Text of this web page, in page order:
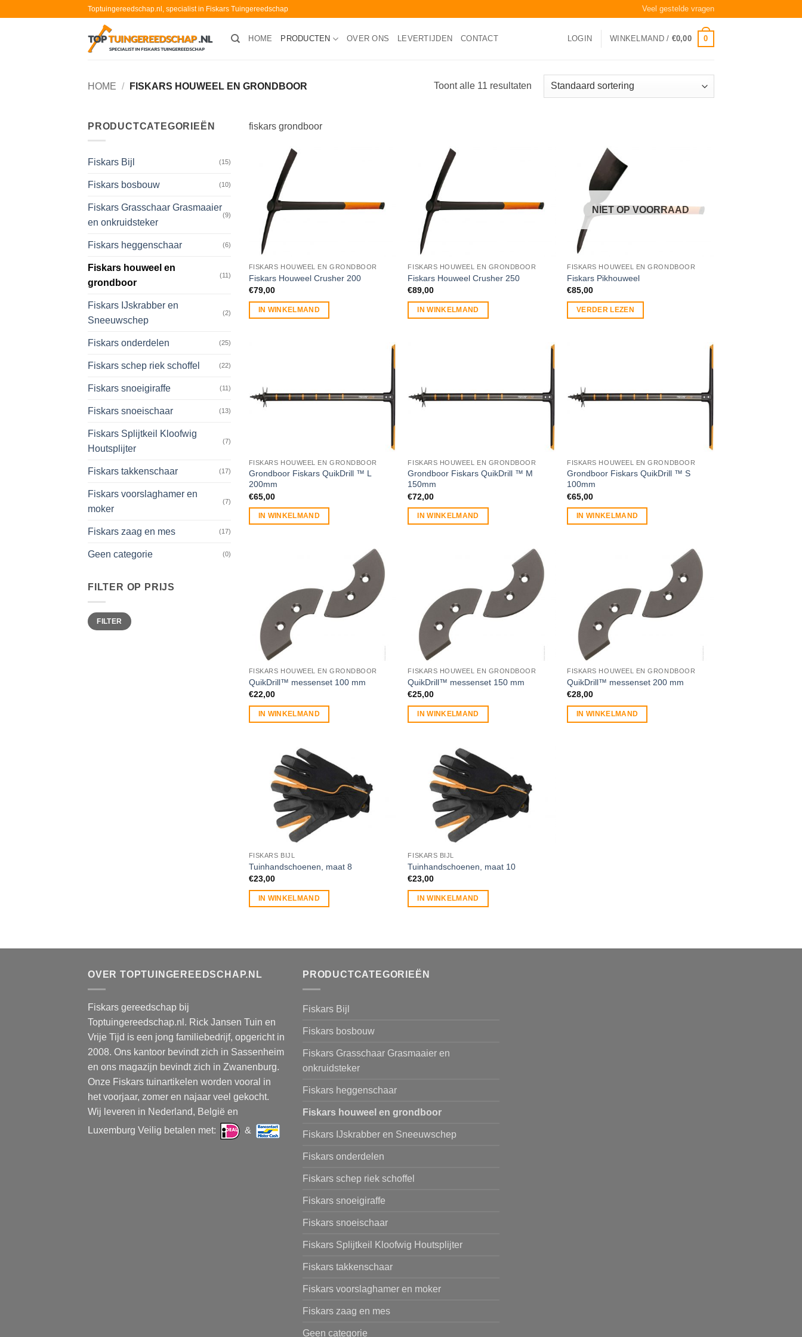
Toptuingereedschap.nl, specialist in Fiskars Tuingereedschap Veel gestelde vragen
HOME PRODUCTEN OVER ONS LEVERTIJDEN CONTACT LOGIN WINKELMAND / €0,00 0
HOME / FISKARS HOUWEEL EN GRONDBOOR Toont alle 11 resultaten
PRODUCTCATEGORIEËN
Fiskars Bijl (15)
Fiskars bosbouw (10)
Fiskars Grasschaar Grasmaaier
en onkruidsteker
(9)
Fiskars heggenschaar (6)
Fiskars houweel en
grondboor
(11)
Fiskars IJskrabber en
Sneeuwschep
(2)
Fiskars onderdelen (25)
Fiskars schep riek schoffel (22)
Fiskars snoeigiraffe (11)
Fiskars snoeischaar (13)
Fiskars Splijtkeil Kloofwig
Houtsplijter
(7)
Fiskars takkenschaar (17)
Fiskars voorslaghamer en
moker
(7)
Fiskars zaag en mes (17)
Geen categorie (0)
FILTER OP PRIJS
Min.
prijs
Max.
prijsFILTER
fiskars grondboor
FISKARS HOUWEEL EN GRONDBOOR
Fiskars Houweel Crusher 200
€79,00
IN WINKELMAND
FISKARS HOUWEEL EN GRONDBOOR
Fiskars Houweel Crusher 250
€89,00
IN WINKELMAND
NIET OP VOORRAAD
FISKARS HOUWEEL EN GRONDBOOR
Fiskars Pikhouweel
€85,00
VERDER LEZEN
FISKARS HOUWEEL EN GRONDBOOR
Grondboor Fiskars QuikDrill ™ L
200mm
€65,00
IN WINKELMAND
FISKARS HOUWEEL EN GRONDBOOR
Grondboor Fiskars QuikDrill ™ M
150mm
€72,00
IN WINKELMAND
FISKARS HOUWEEL EN GRONDBOOR
Grondboor Fiskars QuikDrill ™ S
100mm
€65,00
IN WINKELMAND
FISKARS HOUWEEL EN GRONDBOOR
QuikDrill™ messenset 100 mm
€22,00
IN WINKELMAND
FISKARS HOUWEEL EN GRONDBOOR
QuikDrill™ messenset 150 mm
€25,00
IN WINKELMAND
FISKARS HOUWEEL EN GRONDBOOR
QuikDrill™ messenset 200 mm
€28,00
IN WINKELMAND
FISKARS BIJL
Tuinhandschoenen, maat 8
€23,00
IN WINKELMAND
FISKARS BIJL
Tuinhandschoenen, maat 10
€23,00
IN WINKELMAND
OVER TOPTUINGEREEDSCHAP.NL
Fiskars gereedschap bij
Toptuingereedschap.nl. Rick Jansen Tuin en
Vrije Tijd is een jong familiebedrijf, opgericht in
2008. Ons kantoor bevindt zich in Sassenheim
en ons magazijn bevindt zich in Zwanenburg.
Onze Fiskars tuinartikelen worden vooral in
het voorjaar, zomer en najaar veel gekocht.
Wij leveren in Nederland, België en
Luxemburg Veilig betalen met:
&
PRODUCTCATEGORIEËN
Fiskars Bijl
Fiskars bosbouw
Fiskars Grasschaar Grasmaaier en
onkruidsteker
Fiskars heggenschaar
Fiskars houweel en grondboor
Fiskars IJskrabber en Sneeuwschep
Fiskars onderdelen
Fiskars schep riek schoffel
Fiskars snoeigiraffe
Fiskars snoeischaar
Fiskars Splijtkeil Kloofwig Houtsplijter
Fiskars takkenschaar
Fiskars voorslaghamer en moker
Fiskars zaag en mes
Geen categorie